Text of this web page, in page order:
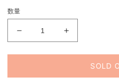
価
格
数量
KRANKE
MUSIQUE
IST
(VOLUME
KRANKE
MUSIQUE
IST
SCHÖN
(VOLUME
SOLD